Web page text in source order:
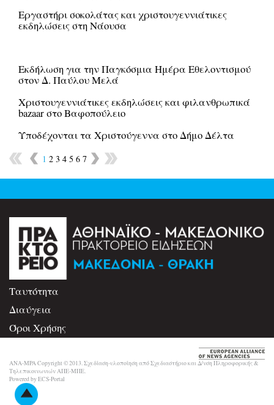
Εργαστήρι σοκολάτας και χριστουγεννιάτικες
εκδηλώσεις στη Νάουσα
Εκδήλωση για την Παγκόσμια Ημέρα Εθελοντισμού
στον Δ. Παύλου Μελά
Χριστουγεννιάτικες εκδηλώσεις και φιλανθρωπικά
bazaar στο Βαφοπούλειο
Υποδέχονται τα Χριστούγεννα στο Δήμο Δέλτα
1 2 3 4 5 6 7
Ταυτότητα
Διαύγεια
Όροι Χρήσης
ANA-MPA Copyright © 2013. Σχεδίαση-υλοποίηση από Σχεδιαστήριο και Δ/νση Πληροφορικής &
Τηλεπικοινωνιών ΑΠΕ-ΜΠΕ.
Powered by ECS-Portal